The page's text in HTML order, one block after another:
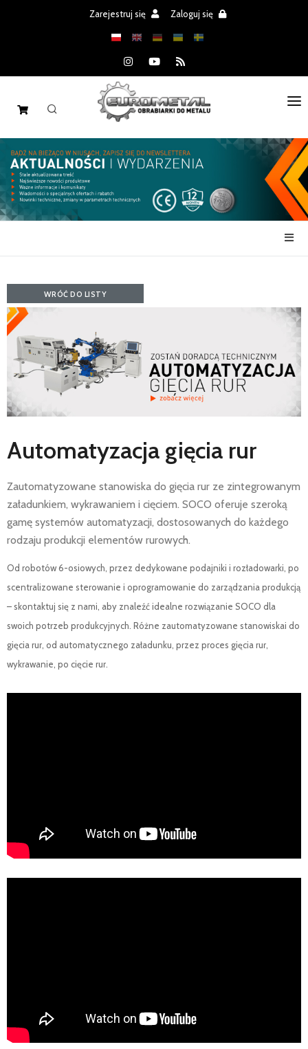
Zarejestruj się Zaloguj się
STRONA GŁÓWNA
MASZYNY
CZĘŚCI
AKTUALNOŚCI
SERWIS
FINANSOWANIE
KATALOGI
O FIRMIE
WRÓĆ DO LISTY
Automatyzacja gięcia rur
Zautomatyzowane stanowiska do gięcia rur ze zintegrowanym
załadunkiem, wykrawaniem i cięciem. SOCO oferuje szeroką
gamę systemów automatyzacji, dostosowanych do każdego
rodzaju produkcji elementów rurowych.
Od robotów 6-osiowych, przez dedykowane podajniki i rozładowarki, po
scentralizowane sterowanie i oprogramowanie do zarządzania produkcją
– skontaktuj się z nami, aby znaleźć idealne rozwiązanie SOCO dla
swoich potrzeb produkcyjnych. Różne zautomatyzowane stanowiskai do
gięcia rur, od automatycznego załadunku, przez proces gięcia rur,
wykrawanie, po cięcie rur.